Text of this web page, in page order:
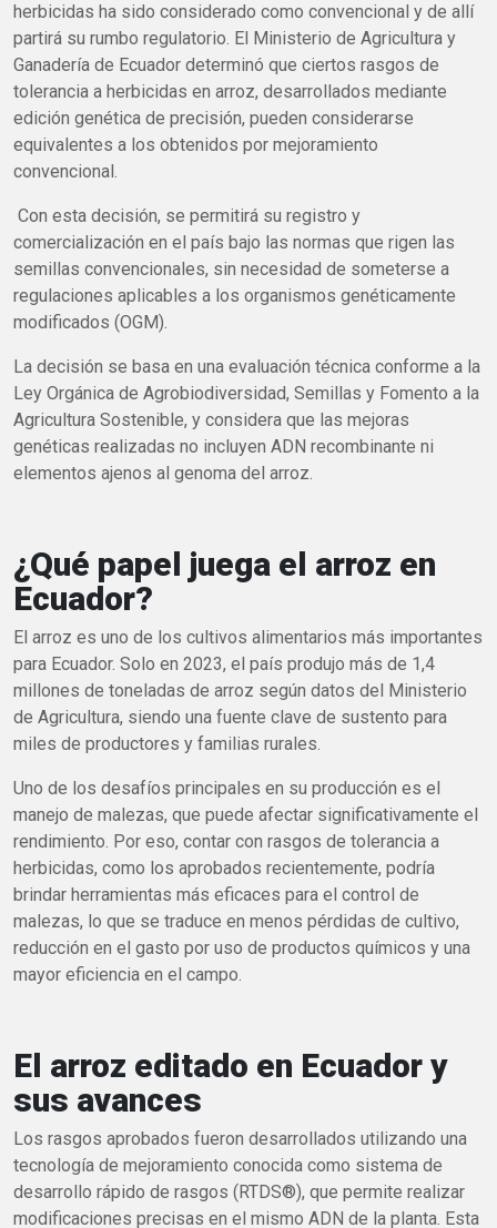
herbicidas ha sido considerado como convencional y de allí
partirá su rumbo regulatorio. El Ministerio de Agricultura y
Ganadería de Ecuador determinó que ciertos rasgos de
tolerancia a herbicidas en arroz, desarrollados mediante
edición genética de precisión, pueden considerarse
equivalentes a los obtenidos por mejoramiento
convencional.
Con esta decisión, se permitirá su registro y
comercialización en el país bajo las normas que rigen las
semillas convencionales, sin necesidad de someterse a
regulaciones aplicables a los organismos genéticamente
modificados (OGM).
La decisión se basa en una evaluación técnica conforme a la
Ley Orgánica de Agrobiodiversidad, Semillas y Fomento a la
Agricultura Sostenible, y considera que las mejoras
genéticas realizadas no incluyen ADN recombinante ni
elementos ajenos al genoma del arroz.
¿Qué papel juega el arroz en
Ecuador?
El arroz es uno de los cultivos alimentarios más importantes
para Ecuador. Solo en 2023, el país produjo más de 1,4
millones de toneladas de arroz según datos del Ministerio
de Agricultura, siendo una fuente clave de sustento para
miles de productores y familias rurales.
Uno de los desafíos principales en su producción es el
manejo de malezas, que puede afectar significativamente el
rendimiento. Por eso, contar con rasgos de tolerancia a
herbicidas, como los aprobados recientemente, podría
brindar herramientas más eficaces para el control de
malezas, lo que se traduce en menos pérdidas de cultivo,
reducción en el gasto por uso de productos químicos y una
mayor eficiencia en el campo.
El arroz editado en Ecuador y
sus avances
Los rasgos aprobados fueron desarrollados utilizando una
tecnología de mejoramiento conocida como sistema de
desarrollo rápido de rasgos (RTDS®), que permite realizar
modificaciones precisas en el mismo ADN de la planta. Esta